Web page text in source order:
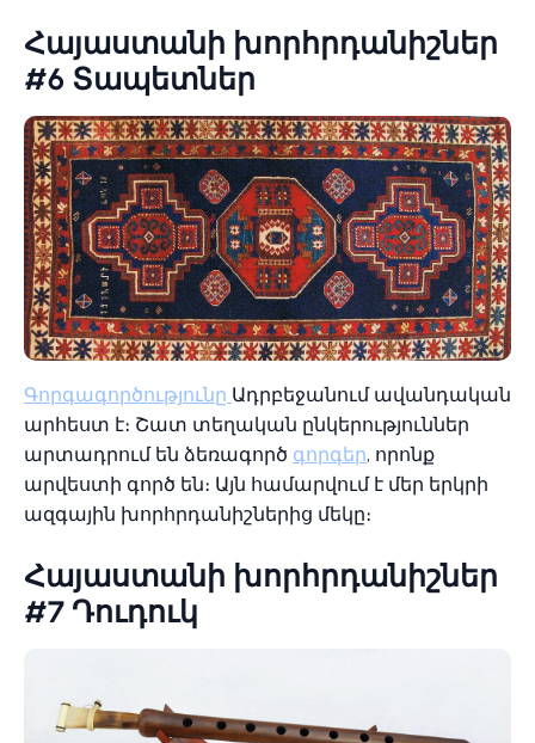
Հայաստանի խորհրդանիշներ
#6 Տապետներ
Գորգագործությունը Ադրբեջանում ավանդական
արհեստ է։ Շատ տեղական ընկերություններ
արտադրում են ձեռագործ գորգեր, որոնք
արվեստի գործ են։ Այն համարվում է մեր երկրի
ազգային խորհրդանիշներից մեկը։
Հայաստանի խորհրդանիշներ
#7 Դուդուկ